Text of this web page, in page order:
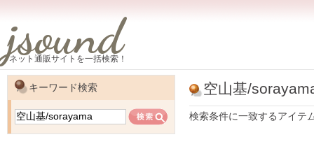
jsound
ネット通販サイトを一括検索！
空山基/
検索条件に一致するアイテ
キーワード検索